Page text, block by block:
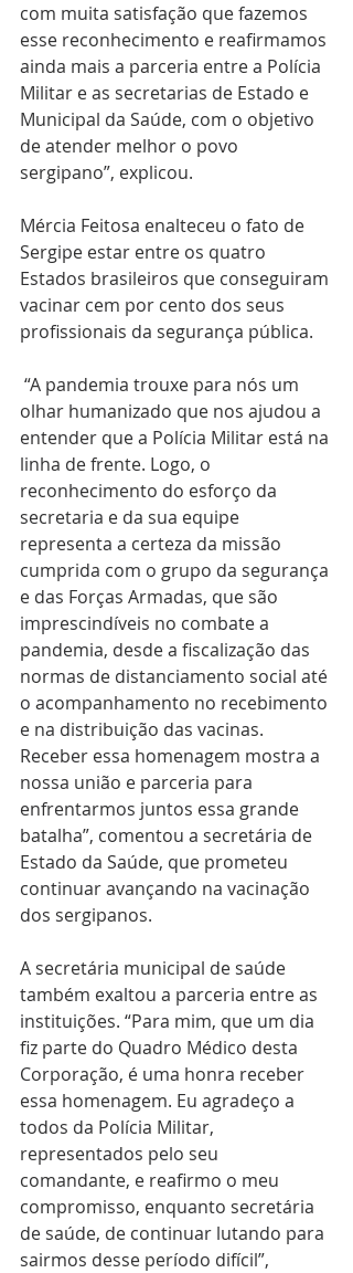
com muita satisfação que fazemos
esse reconhecimento e reafirmamos
ainda mais a parceria entre a Polícia
Militar e as secretarias de Estado e
Municipal da Saúde, com o objetivo
de atender melhor o povo
sergipano”, explicou.
Mércia Feitosa enalteceu o fato de
Sergipe estar entre os quatro
Estados brasileiros que conseguiram
vacinar cem por cento dos seus
profissionais da segurança pública.
olhar humanizado que nos ajudou a
entender que a Polícia Militar está na
linha de frente. Logo, o
reconhecimento do esforço da
secretaria e da sua equipe
representa a certeza da missão
cumprida com o grupo da segurança
e das Forças Armadas, que são
imprescindíveis no combate a
pandemia, desde a fiscalização das
normas de distanciamento social até
o acompanhamento no recebimento
e na distribuição das vacinas.
Receber essa homenagem mostra a
nossa união e parceria para
enfrentarmos juntos essa grande
batalha”, comentou a secretária de
Estado da Saúde, que prometeu
continuar avançando na vacinação
dos sergipanos.
A secretária municipal de saúde
também exaltou a parceria entre as
instituições. “Para mim, que um dia
fiz parte do Quadro Médico desta
Corporação, é uma honra receber
essa homenagem. Eu agradeço a
todos da Polícia Militar,
representados pelo seu
comandante, e reafirmo o meu
compromisso, enquanto secretária
de saúde, de continuar lutando para
sairmos desse período difícil”,